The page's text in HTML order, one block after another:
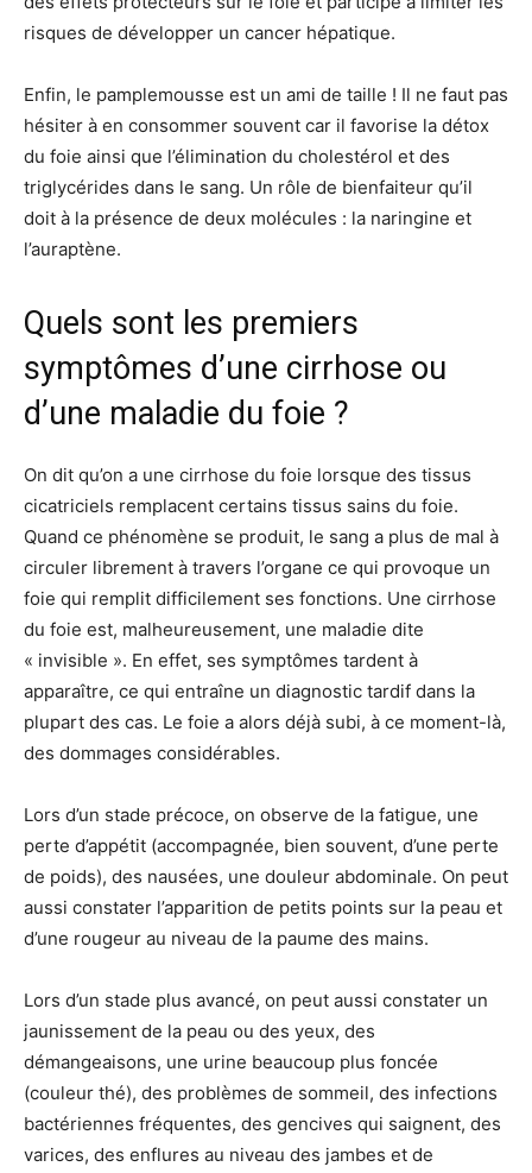
risques de développer un cancer hépatique.
Enfin, le pamplemousse est un ami de taille ! Il ne faut pas
hésiter à en consommer souvent car il favorise la détox
du foie ainsi que l’élimination du cholestérol et des
triglycérides dans le sang. Un rôle de bienfaiteur qu’il
doit à la présence de deux molécules : la naringine et
l’auraptène.
Quels sont les premiers
symptômes d’une cirrhose ou
d’une maladie du foie ?
On dit qu’on a une cirrhose du foie lorsque des tissus
cicatriciels remplacent certains tissus sains du foie.
Quand ce phénomène se produit, le sang a plus de mal à
circuler librement à travers l’organe ce qui provoque un
foie qui remplit difficilement ses fonctions. Une cirrhose
du foie est, malheureusement, une maladie dite
« invisible ». En effet, ses symptômes tardent à
apparaître, ce qui entraîne un diagnostic tardif dans la
plupart des cas. Le foie a alors déjà subi, à ce moment-là,
des dommages considérables.
Lors d’un stade précoce, on observe de la fatigue, une
perte d’appétit (accompagnée, bien souvent, d’une perte
de poids), des nausées, une douleur abdominale. On peut
aussi constater l’apparition de petits points sur la peau et
d’une rougeur au niveau de la paume des mains.
Lors d’un stade plus avancé, on peut aussi constater un
jaunissement de la peau ou des yeux, des
démangeaisons, une urine beaucoup plus foncée
(couleur thé), des problèmes de sommeil, des infections
bactériennes fréquentes, des gencives qui saignent, des
varices, des enflures au niveau des jambes et de